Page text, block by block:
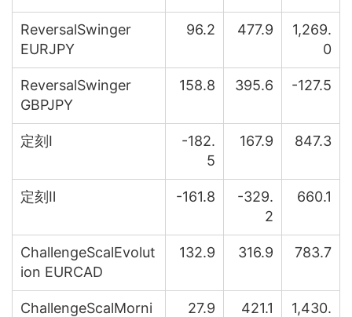
ReversalSwinger
EURJPY
96.2 477.9
1,269.
0
ReversalSwinger
GBPJPY
158.8 395.6 -127.5
定刻Ⅰ
-182.
5
167.9 847.3
定刻Ⅱ -161.8
-329.
2
660.1
ChallengeScalEvolut
ion EURCAD
132.9 316.9 783.7
ChallengeScalMorni
27.9 421.1
1,430.